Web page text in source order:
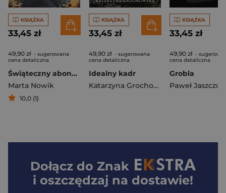
KSIĄŻKA
33,45 zł
49,90 zł - sugerowana
cena detaliczna
Świąteczny abonament (barwione brzegi)
Marta Nowik
10,0 (1)
KSIĄŻKA
33,45 zł
49,90 zł - sugerowana
cena detaliczna
Idealny kadr
Katarzyna Grochowska
KSIĄŻKA
33,45 zł
49,90 zł -
cena detaliczna
Grobla
Paweł Jaszczuk
Dołącz do Znak
i oszczędzaj na dostawie!